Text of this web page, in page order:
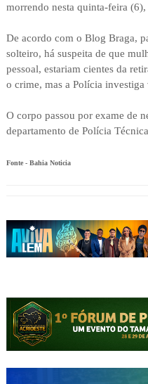
morrendo nesta quinta-feira
De acordo com o Blog Braga,
solteiro, há suspeita de que
pessoal, estariam cientes da
o crime, mas a Polícia investiga
O corpo passou por exame de
departamento de Polícia
Fonte - Bahia Noticia